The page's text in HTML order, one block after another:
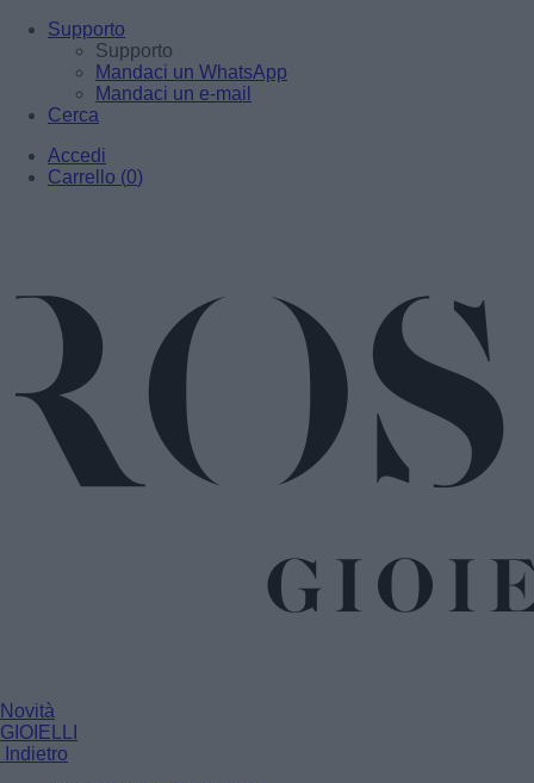
Supporto
Supporto
Mandaci un WhatsApp
Mandaci un e-mail
Cerca
Accedi
Carrello (0)
Novità
GIOIELLI
Indietro